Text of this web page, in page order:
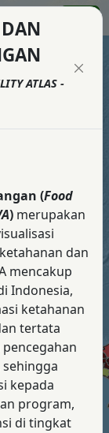
(20 kab/kota)
kab/kota)
(111 kab/kota)
kab/kota)
(106 kab/kota)
ATLAS -
(Food
) merupakan
dan
mencakup
Indonesia,
ketahanan
tertata
kepada
program,
di tingkat